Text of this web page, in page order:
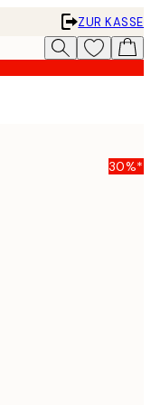
ZUR KASSE
30%*